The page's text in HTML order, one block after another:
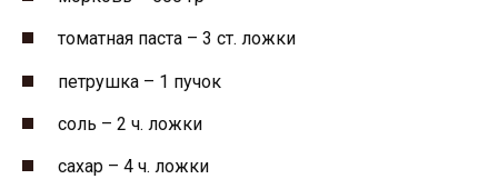
томатная паста – 3 ст. ложки
петрушка – 1 пучок
соль – 2 ч. ложки
сахар – 4 ч. ложки